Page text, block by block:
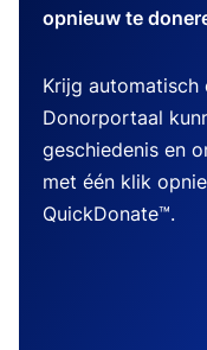
opnieuw te
Krijg automatisch
Donorportaal
geschiedenis en
met één klik
QuickDonate™.